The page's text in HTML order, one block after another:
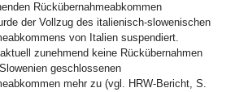
Rückübernahmeabkommen
der Vollzug des italienisch-slowenischen
von Italien suspendiert.
zunehmend keine Rückübernahmen
geschlossenen
mehr zu (vgl. HRW-Bericht, S.